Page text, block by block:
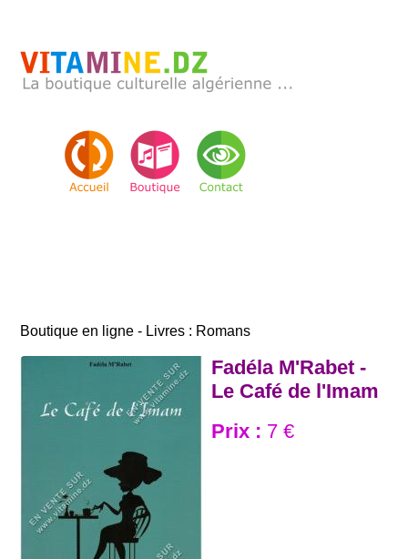
Boutique en ligne - Livres : Romans
Fadéla M'Rabet -
Le Café de l'Imam
Prix : 7 €